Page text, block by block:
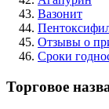
Вазонит
Отзывы о
Сроки
Торговое